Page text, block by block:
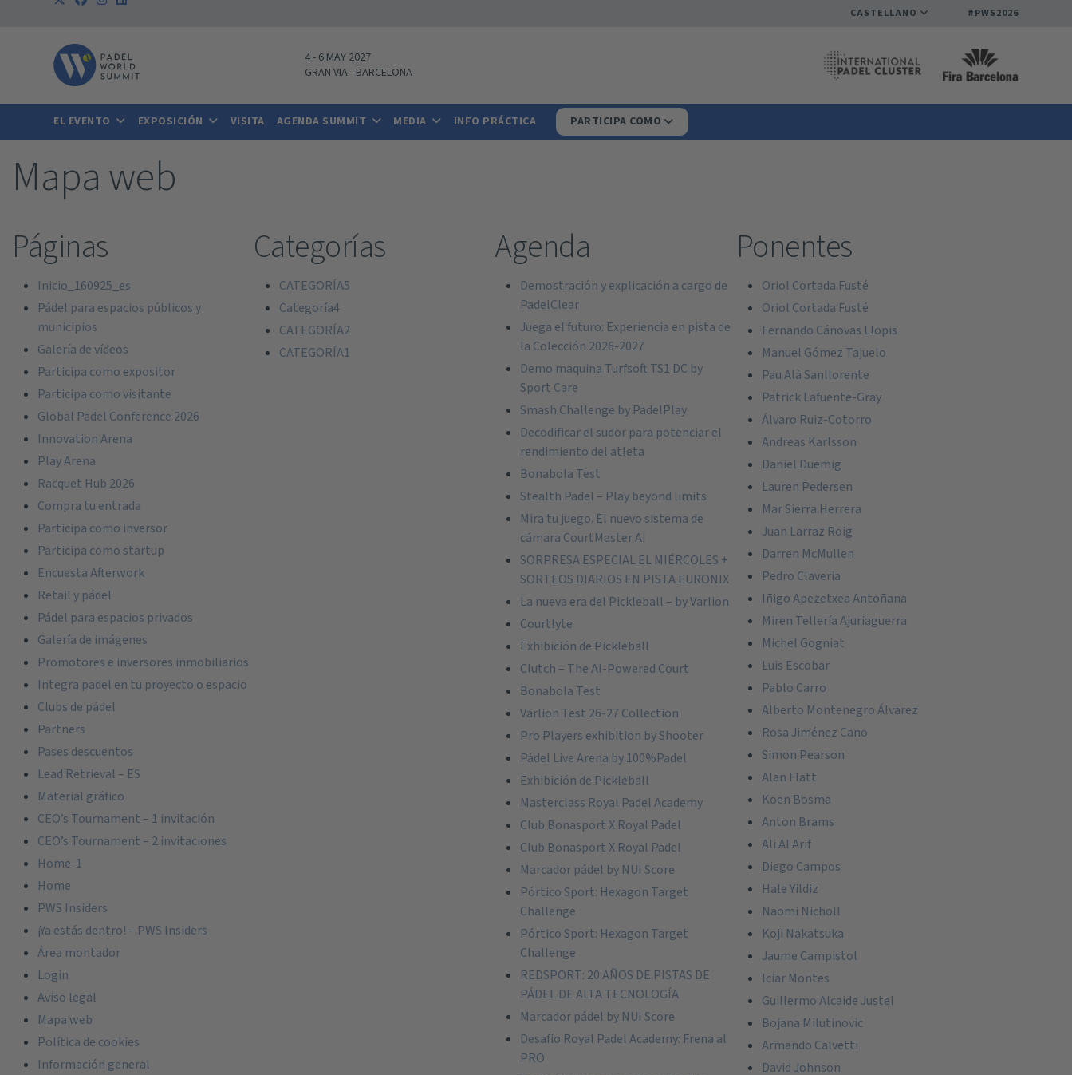
CASTELLANO #PWS2026
4- 6 MAY 2027
GRAN VIA- BARCELONA
EL EVENTO EXPOSICIÓN VISITA AGENDA SUMMIT MEDIA INFO PRÁCTICA PARTICIPA COMO
Mapa web
Páginas
Inicio_160925_es
Pádel para espacios públicos y
municipios
Galería de vídeos
Participa como expositor
Participa como visitante
Global Padel Conference 2026
Innovation Arena
Play Arena
Racquet Hub 2026
Compra tu entrada
Participa como inversor
Participa como startup
Encuesta Afterwork
Retail y pádel
Pádel para espacios privados
Galería de imágenes
Promotores e inversores inmobiliarios
Integra padel en tu proyecto o espacio
Clubs de pádel
Partners
Pases descuentos
Lead Retrieval – ES
Material gráfico
CEO’s Tournament – 1 invitación
CEO’s Tournament – 2 invitaciones
Home-1
Home
PWS Insiders
¡Ya estás dentro! – PWS Insiders
Área montador
Login
Aviso legal
Mapa web
Política de cookies
Información general
Categorías
CATEGORÍA5
Categoría4
CATEGORÍA2
CATEGORÍA1
Agenda
Demostración y explicación a cargo de
PadelClear
Juega el futuro: Experiencia en pista de
la Colección 2026-2027
Demo maquina Turfsoft TS1 DC by
Sport Care
Smash Challenge by PadelPlay
Decodificar el sudor para potenciar el
rendimiento del atleta
Bonabola Test
Stealth Padel – Play beyond limits
Mira tu juego. El nuevo sistema de
cámara CourtMaster AI
SORPRESA ESPECIAL EL MIÉRCOLES +
SORTEOS DIARIOS EN PISTA EURONIX
La nueva era del Pickleball – by Varlion
Courtlyte
Exhibición de Pickleball
Clutch – The AI-Powered Court
Bonabola Test
Varlion Test 26-27 Collection
Pro Players exhibition by Shooter
Pádel Live Arena by 100%Padel
Exhibición de Pickleball
Masterclass Royal Padel Academy
Club Bonasport X Royal Padel
Club Bonasport X Royal Padel
Marcador pádel by NUI Score
Pórtico Sport: Hexagon Target
Challenge
Pórtico Sport: Hexagon Target
Challenge
REDSPORT: 20 AÑOS DE PISTAS DE
PÁDEL DE ALTA TECNOLOGÍA
Marcador pádel by NUI Score
Desafío Royal Padel Academy: Frena al
PRO
Ponentes
Oriol Cortada Fusté
Oriol Cortada Fusté
Fernando Cánovas Llopis
Manuel Gómez Tajuelo
Pau Alà Sanllorente
Patrick Lafuente-Gray
Álvaro Ruiz-Cotorro
Andreas Karlsson
Daniel Duemig
Lauren Pedersen
Mar Sierra Herrera
Juan Larraz Roig
Darren McMullen
Pedro Claveria
Iñigo Apezetxea Antoñana
Miren Tellería Ajuriaguerra
Michel Gogniat
Luis Escobar
Pablo Carro
Alberto Montenegro Álvarez
Rosa Jiménez Cano
Simon Pearson
Alan Flatt
Koen Bosma
Anton Brams
Ali Al Arif
Diego Campos
Hale Yildiz
Naomi Nicholl
Koji Nakatsuka
Jaume Campistol
Iciar Montes
Guillermo Alcaide Justel
Bojana Milutinovic
Armando Calvetti
David Johnson